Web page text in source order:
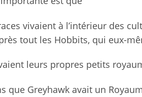
vivaient à l’intérieur des
tout les Hobbits, qui eux-
leurs propres petits
que Greyhawk avait un